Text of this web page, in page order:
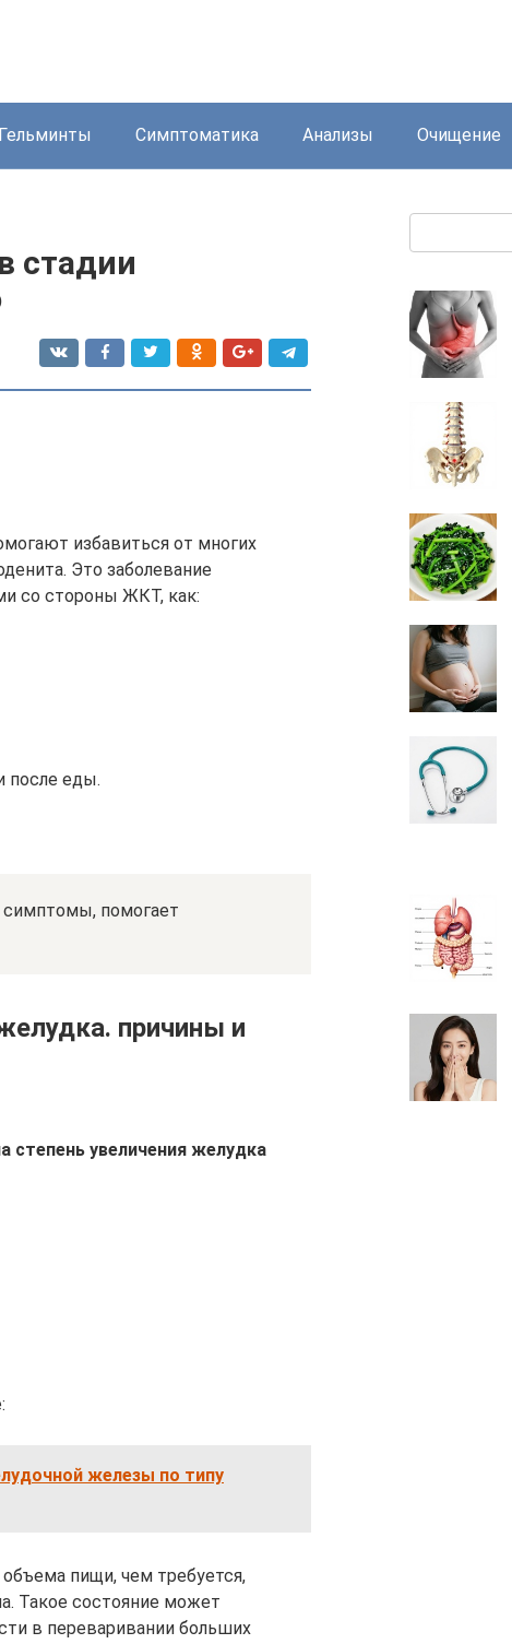
Гельминты Симптоматика Анализы Очищение
стадии
избавиться от многих
Это заболевание
со стороны ЖКТ, как:
после еды.
симптомы, помогает
причины и
степень увеличения желудка
железы по типу
пищи, чем требуется,
Такое состояние может
в переваривании больших